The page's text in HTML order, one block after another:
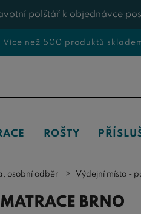
polštář k objednávce
Více než 500 produktů
ROŠTY
osobní odběr Výdejní místo -
BRNO